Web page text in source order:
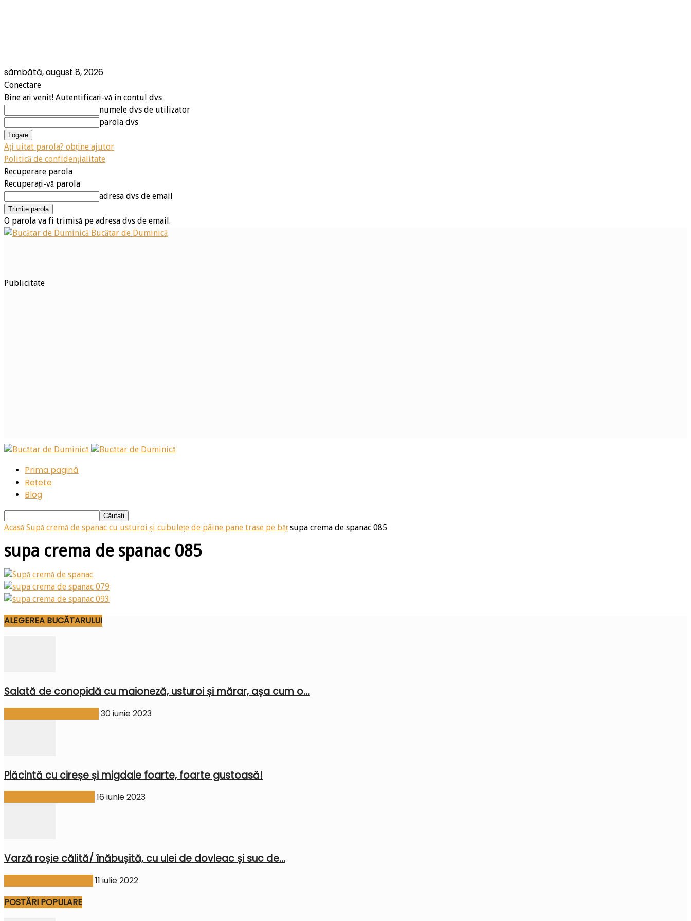
sâmbătă, august 8, 2026
Conectare
Bine ați venit! Autentificați-vă in contul dvs
numele dvs de utilizator
parola dvs
Ați uitat parola? obține ajutor
Politică de confidențialitate
Recuperare parola
Recuperați-vă parola
adresa dvs de email
O parola va fi trimisă pe adresa dvs de email.
Bucătar de Duminică
Publicitate
Prima pagină
Rețete
Blog
Acasă Supă cremă de spanac cu usturoi și cubulețe de pâine pane trase pe băț supa crema de spanac 085
supa crema de spanac 085
ALEGEREA BUCĂTARULUI
Salată de conopidă cu maioneză, usturoi și mărar, așa cum o...
30 iunie 2023
Plăcintă cu cireșe și migdale foarte, foarte gustoasă!
16 iunie 2023
Varză roșie călită/ înăbușită, cu ulei de dovleac și suc de...
11 iulie 2022
POSTĂRI POPULARE